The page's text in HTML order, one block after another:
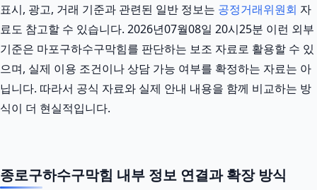
표시, 광고, 거래 기준과 관련된 일반 정보는 공정거래위원회 자
료도 참고할 수 있습니다. 2026년07월08일 20시25분 이런 외부
기준은 마포구하수구막힘를 판단하는 보조 자료로 활용할 수 있
으며, 실제 이용 조건이나 상담 가능 여부를 확정하는 자료는 아
닙니다. 따라서 공식 자료와 실제 안내 내용을 함께 비교하는 방
식이 더 현실적입니다.
종로구하수구막힘 내부 정보 연결과 확장 방식